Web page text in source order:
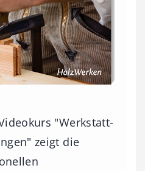
"Werkstatt-
zeigt die